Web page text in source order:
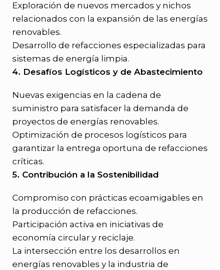
Exploración de nuevos mercados y nichos
relacionados con la expansión de las energías
renovables.
Desarrollo de refacciones especializadas para
sistemas de energía limpia.
4. Desafíos Logísticos y de Abastecimiento
Nuevas exigencias en la cadena de
suministro para satisfacer la demanda de
proyectos de energías renovables.
Optimización de procesos logísticos para
garantizar la entrega oportuna de refacciones
críticas.
5. Contribución a la Sostenibilidad
Compromiso con prácticas ecoamigables en
la producción de refacciones.
Participación activa en iniciativas de
economía circular y reciclaje.
La intersección entre los desarrollos en
energías renovables y la industria de